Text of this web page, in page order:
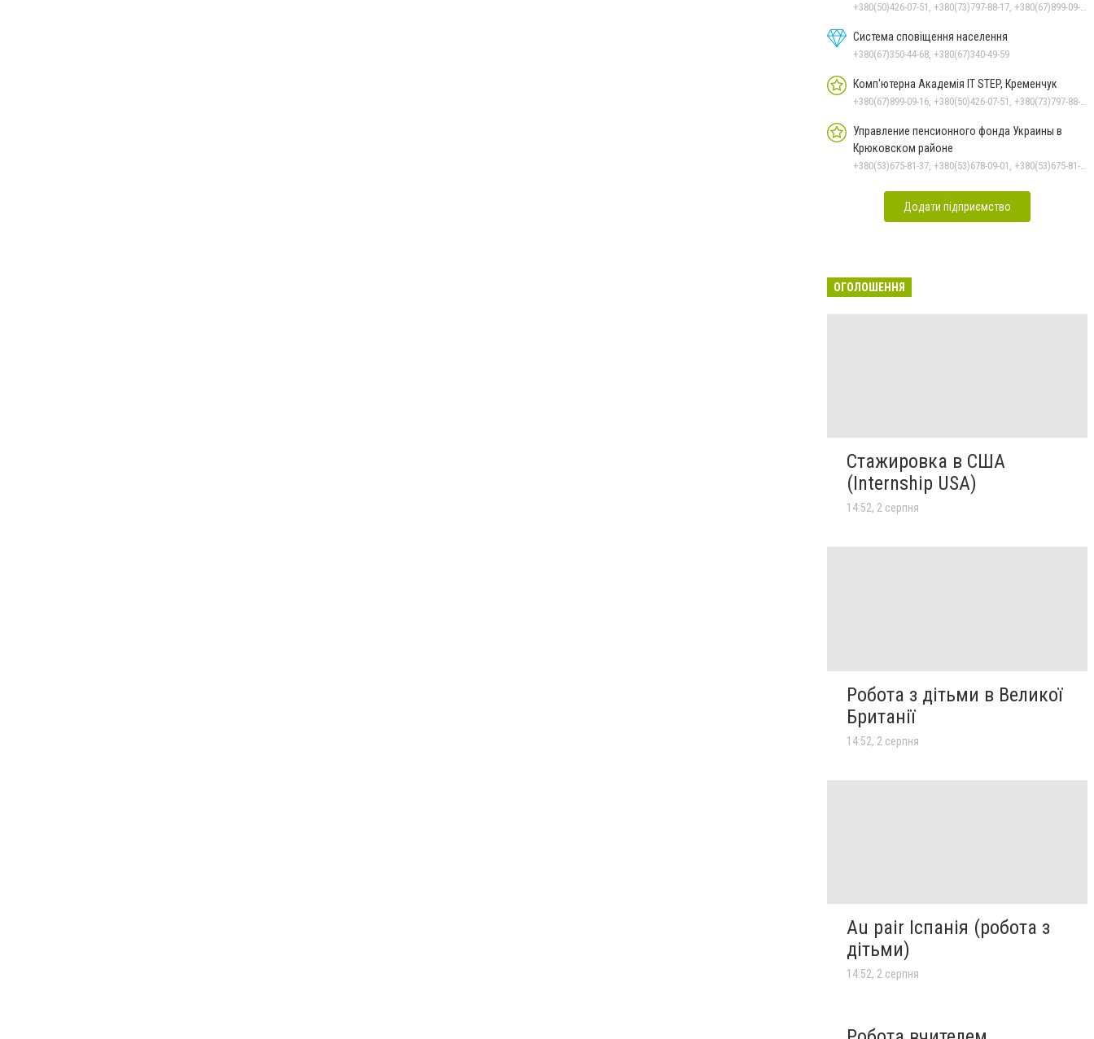
+380(50)426-07-51, +380(73)797-88-17, +380(67)899-09-16
Система сповіщення населення
+380(67)350-44-68, +380(67)340-49-59
Комп'ютерна Академія IT STEP, Кременчук
+380(67)899-09-16, +380(50)426-07-51, +380(73)797-88-17
Управление пенсионного фонда Украины в
Крюковском районе
+380(53)675-81-37, +380(53)678-09-01, +380(53)675-81-32, +380(53)675-81-40, +380(53)675-81-33, +380(53)675-81-38, +380(53)675-81-31, +380(53)678-08-87
Додати підприємство
ОГОЛОШЕННЯ
Стажировка в США
(Internship USA)
14:52, 2 серпня
Робота з дітьми в Великої
Британії
14:52, 2 серпня
Au pair Іспанія (робота з
дітьми)
14:52, 2 серпня